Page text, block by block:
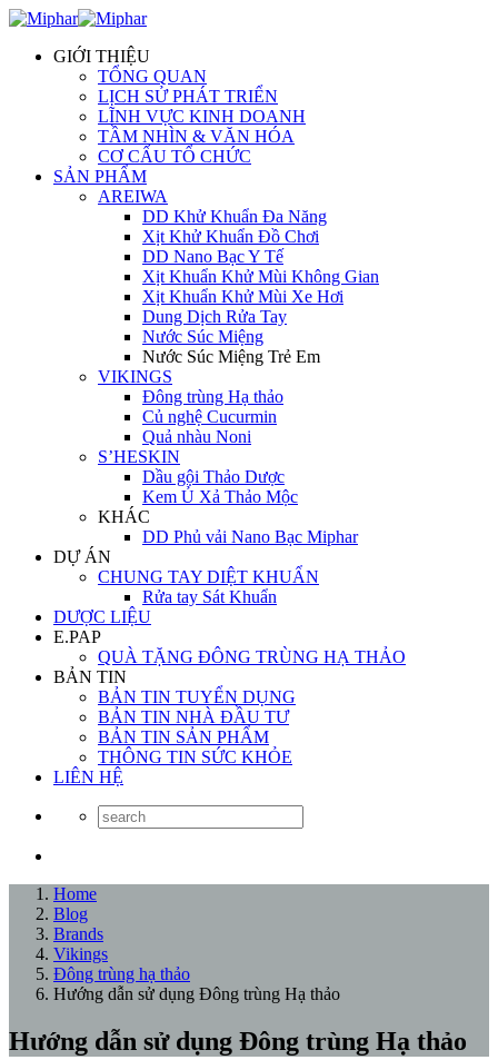
GIỚI THIỆU
TỔNG QUAN
LỊCH SỬ PHÁT TRIỂN
LĨNH VỰC KINH DOANH
TẦM NHÌN & VĂN HÓA
CƠ CẤU TỔ CHỨC
SẢN PHẨM
AREIWA
DD Khử Khuẩn Đa Năng
Xịt Khử Khuẩn Đồ Chơi
DD Nano Bạc Y Tế
Xịt Khuẩn Khử Mùi Không Gian
Xịt Khuẩn Khử Mùi Xe Hơi
Dung Dịch Rửa Tay
Nước Súc Miệng
Nước Súc Miệng Trẻ Em
VIKINGS
Đông trùng Hạ thảo
Củ nghệ Cucurmin
Quả nhàu Noni
S’HESKIN
Dầu gội Thảo Dược
Kem Ủ Xả Thảo Mộc
KHÁC
DD Phủ vải Nano Bạc Miphar
DỰ ÁN
CHUNG TAY DIỆT KHUẨN
Rửa tay Sát Khuẩn
DƯỢC LIỆU
E.PAP
QUÀ TẶNG ĐÔNG TRÙNG HẠ THẢO
BẢN TIN
BẢN TIN TUYỂN DỤNG
BẢN TIN NHÀ ĐẦU TƯ
BẢN TIN SẢN PHẨM
THÔNG TIN SỨC KHỎE
LIÊN HỆ
Home
Blog
Brands
Vikings
Đông trùng hạ thảo
Hướng dẫn sử dụng Đông trùng Hạ thảo
Hướng dẫn sử dụng Đông trùng Hạ thảo